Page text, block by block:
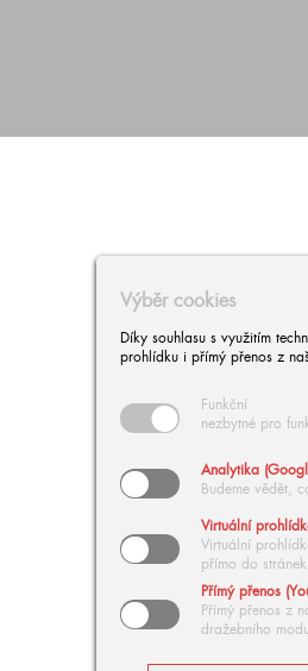
Výběr cookies
Díky souhlasu s využitím
prohlídku i přímý přenos z
Funkční
nezbytné pro
Analytika
Budeme vědět,
Virtuální
Virtuální
přímo do stránek
Přímý přenos
Přímý přenos z
dražebního